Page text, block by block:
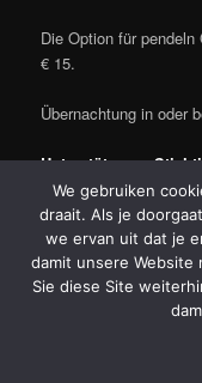
Die Option für
€ 15.
Übernachtung in oder
Unterstützung
‚Buitensportvoeding‘
und Rabo
We gebruiken
draait. Als je
we ervan uit dat je
damit unsere Website
Sie diese Site